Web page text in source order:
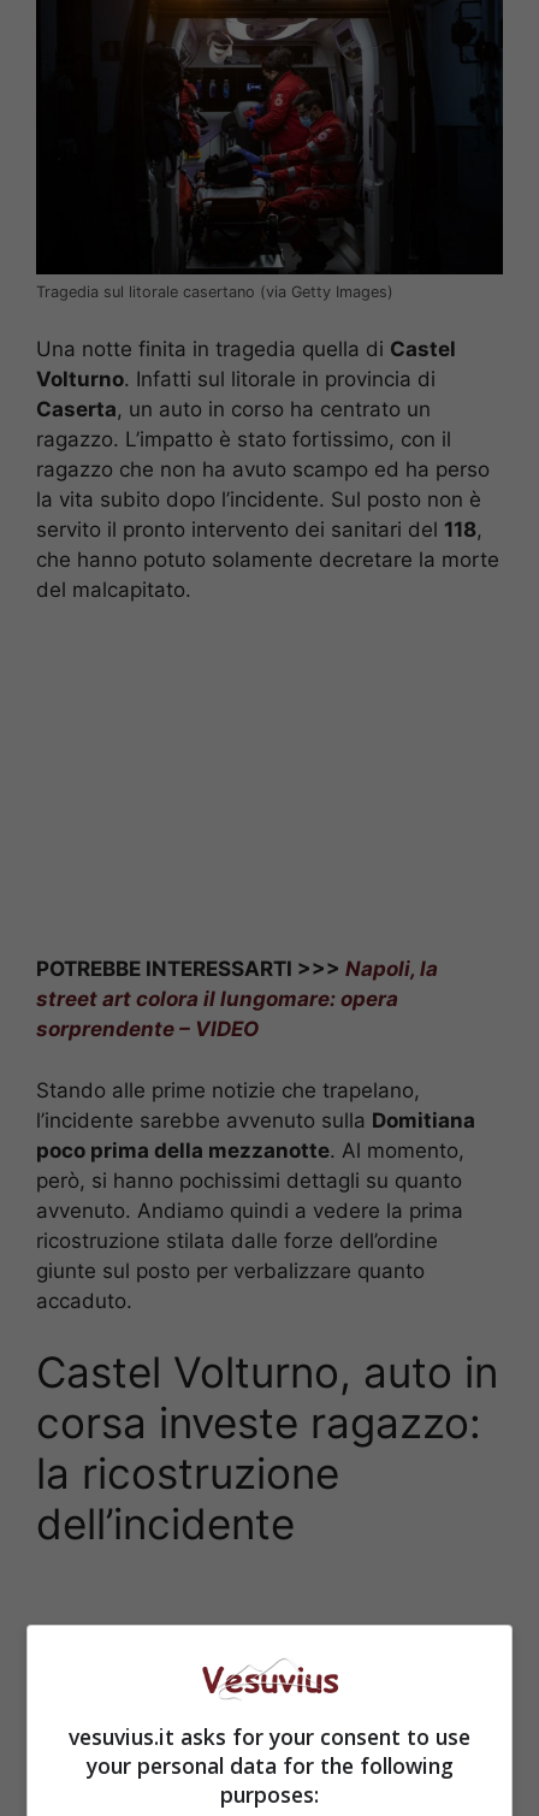
Tragedia sul litorale casertano (via Getty Images)
Una notte finita in tragedia quella di Castel
Volturno. Infatti sul litorale in provincia di
Caserta, un auto in corso ha centrato un
ragazzo. L’impatto è stato fortissimo, con il
ragazzo che non ha avuto scampo ed ha perso
la vita subito dopo l’incidente. Sul posto non è
servito il pronto intervento dei sanitari del 118,
che hanno potuto solamente decretare la morte
del malcapitato.
POTREBBE INTERESSARTI >>> Napoli, la
street art colora il lungomare: opera
sorprendente – VIDEO
Stando alle prime notizie che trapelano,
l’incidente sarebbe avvenuto sulla Domitiana
poco prima della mezzanotte. Al momento,
però, si hanno pochissimi dettagli su quanto
avvenuto. Andiamo quindi a vedere la prima
ricostruzione stilata dalle forze dell’ordine
giunte sul posto per verbalizzare quanto
accaduto.
Castel Volturno, auto in
corsa investe ragazzo:
la ricostruzione
dell’incidente
vesuvius.it asks for your consent to use
your personal data for the following
purposes: